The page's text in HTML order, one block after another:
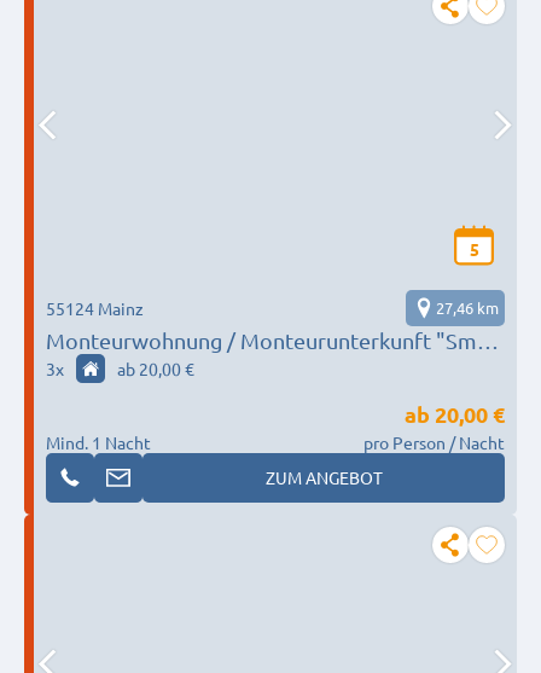
5
Monteurwohnung / Monteurunterkunft "Smart
Home Mainz"
55124 Mainz 27,46 km
3x ab 20,00 €
Mind. 1 Nacht
ab 20,00 €
pro Person / Nacht
ZUM ANGEBOT